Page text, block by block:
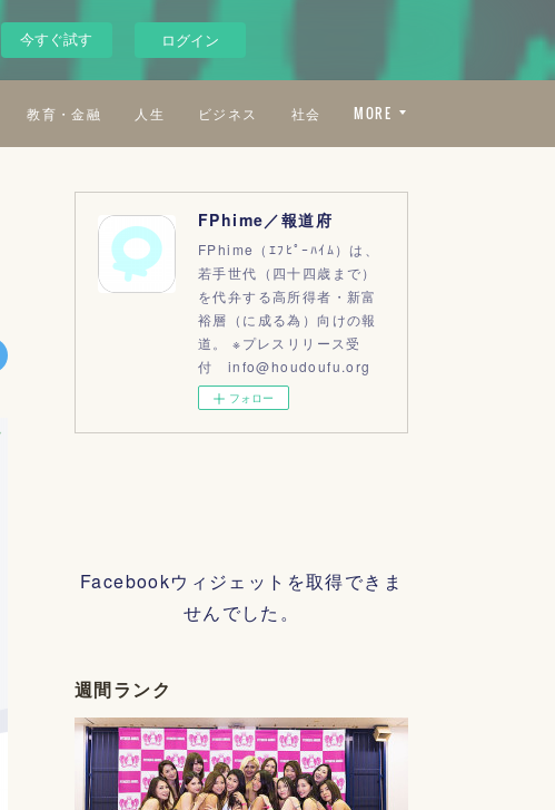
今すぐ試す ログイン
教育・金融 人生 ビジネス 社会 MORE
FPhime／報道府
FPhime（ｴﾌﾋﾟｰﾊｲﾑ）は、
若手世代（四十四歳まで）
を代弁する高所得者・新富
裕層（に成る為）向けの報
道。 ※プレスリリース受
付 info@houdoufu.org
フォロー
Facebookウィジェットを取得できま
せんでした。
週間ランク